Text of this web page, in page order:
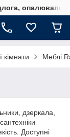
кімнати Меблі
дзеркала,
Доступні